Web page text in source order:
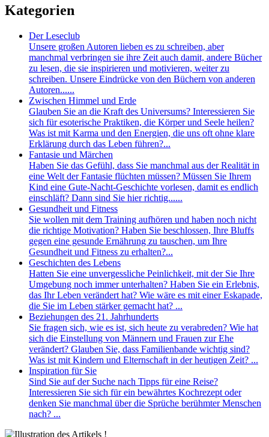
Kategorien
Der Leseclub
Unsere großen Autoren lieben es zu schreiben, aber
manchmal verbringen sie ihre Zeit auch damit, andere Bücher
zu lesen, die sie inspirieren und motivieren, weiter zu
schreiben. Unsere Eindrücke von den Büchern von anderen
Autoren......
Zwischen Himmel und Erde
Glauben Sie an die Kraft des Universums? Interessieren Sie
sich für esoterische Praktiken, die Körper und Seele heilen?
Was ist mit Karma und den Energien, die uns oft ohne klare
Erklärung durch das Leben führen?...
Fantasie und Märchen
Haben Sie das Gefühl, dass Sie manchmal aus der Realität in
eine Welt der Fantasie flüchten müssen? Müssen Sie Ihrem
Kind eine Gute-Nacht-Geschichte vorlesen, damit es endlich
einschläft? Dann sind Sie hier richtig......
Gesundheit und Fitness
Sie wollen mit dem Training aufhören und haben noch nicht
die richtige Motivation? Haben Sie beschlossen, Ihre Bluffs
gegen eine gesunde Ernährung zu tauschen, um Ihre
Gesundheit und Fitness zu erhalten?...
Geschichten des Lebens
Hatten Sie eine unvergessliche Peinlichkeit, mit der Sie Ihre
Umgebung noch immer unterhalten? Haben Sie ein Erlebnis,
das Ihr Leben verändert hat? Wie wäre es mit einer Eskapade,
die Sie im Leben stärker gemacht hat? ...
Beziehungen des 21. Jahrhunderts
Sie fragen sich, wie es ist, sich heute zu verabreden? Wie hat
sich die Einstellung von Männern und Frauen zur Ehe
verändert? Glauben Sie, dass Familienbande wichtig sind?
Was ist mit Kindern und Elternschaft in der heutigen Zeit? ...
Inspiration für Sie
Sind Sie auf der Suche nach Tipps für eine Reise?
Interessieren Sie sich für ein bewährtes Kochrezept oder
denken Sie manchmal über die Sprüche berühmter Menschen
nach? ...